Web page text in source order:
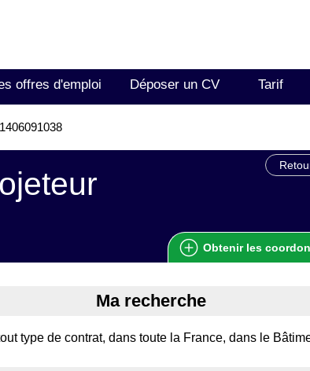
offres d'emploi Déposer un CV Tarif
Obtenir les
Ma recherche
type de contrat, dans toute la France, dans le